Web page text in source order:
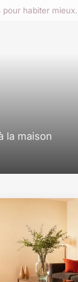
pour habiter mieux.
la maison